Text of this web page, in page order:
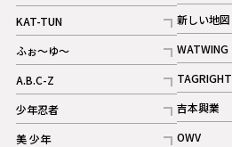
記事
KAT-TUN
記事
ふぉ～ゆ～
記事
A.B.C-Z
記事
ギャラリー
少年忍者
記事
美 少年
記事
新しい地図
記事
WATWING
記事
TAGRIGHT
記事
吉本興業
記事
OWV